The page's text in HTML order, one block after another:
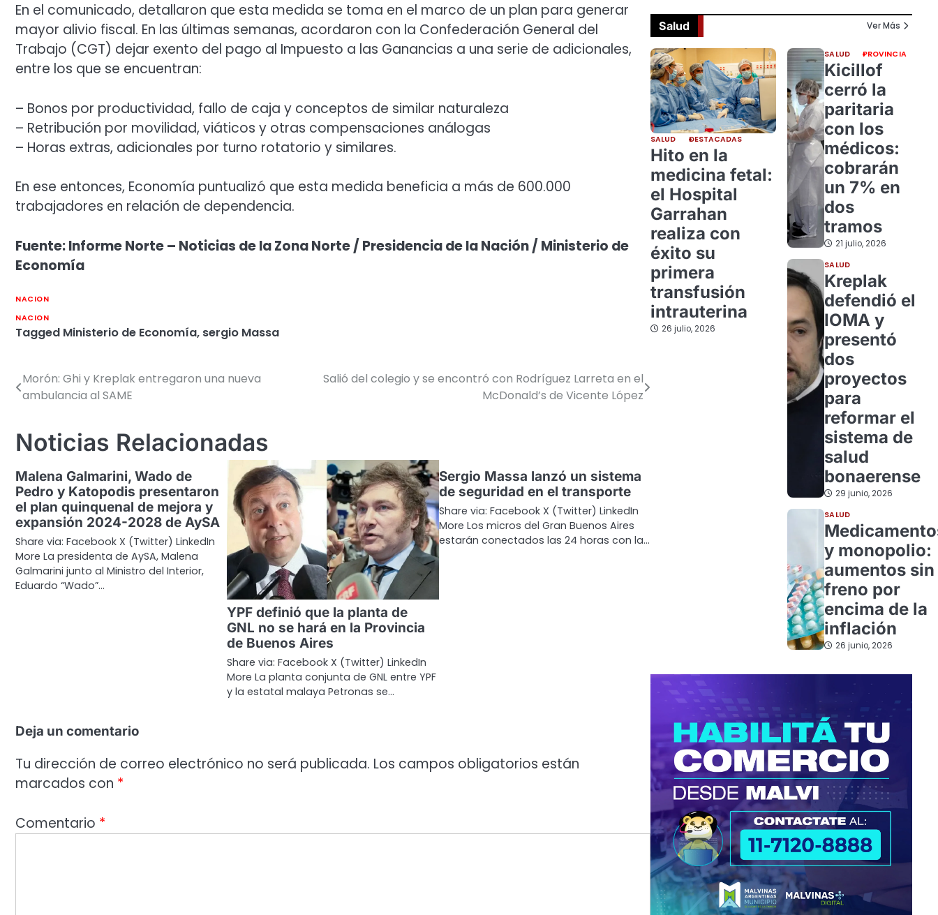
En el comunicado, detallaron que esta medida se toma en el marco de un plan para generar
mayor alivio fiscal. En las últimas semanas, acordaron con la Confederación General del
Trabajo (CGT) dejar exento del pago al Impuesto a las Ganancias a una serie de adicionales,
entre los que se encuentran:
– Bonos por productividad, fallo de caja y conceptos de similar naturaleza
– Retribución por movilidad, viáticos y otras compensaciones análogas
– Horas extras, adicionales por turno rotatorio y similares.
En ese entonces, Economía puntualizó que esta medida beneficia a más de 600.000
trabajadores en relación de dependencia.
Fuente: Informe Norte – Noticias de la Zona Norte / Presidencia de la Nación / Ministerio de
Economía
NACION
NACION
Tagged Ministerio de Economía, sergio Massa
Navegación
entradas
Morón: Ghi y Kreplak entregaron una nueva
ambulancia al SAME
Salió del colegio y se encontró con Rodríguez Larreta en el
McDonald’s de Vicente López
Noticias Relacionadas
Malena Galmarini, Wado de
Pedro y Katopodis presentaron
el plan quinquenal de mejora y
expansión 2024-2028 de AySA
Share via: Facebook X (Twitter) LinkedIn
More La presidenta de AySA, Malena
Galmarini junto al Ministro del Interior,
Eduardo “Wado”…
YPF definió que la planta de
GNL no se hará en la Provincia
de Buenos Aires
Share via: Facebook X (Twitter) LinkedIn
More La planta conjunta de GNL entre YPF
y la estatal malaya Petronas se…
Sergio Massa lanzó un sistema
de seguridad en el transporte
Share via: Facebook X (Twitter) LinkedIn
More Los micros del Gran Buenos Aires
estarán conectados las 24 horas con la…
Deja un comentario
Tu dirección de correo electrónico no será publicada. Los campos obligatorios están
marcados con *
Comentario *
Salud Ver Más
SALUD DESTACADAS
Hito en la
medicina fetal:
el Hospital
Garrahan
realiza con
éxito su
primera
transfusión
intrauterina
26 julio, 2026
SALUD PROVINCIA
Kicillof
cerró la
paritaria
con los
médicos:
cobrarán
un 7% en
dos
tramos
21 julio, 2026
SALUD
Kreplak
defendió el
IOMA y
presentó
dos
proyectos
para
reformar el
sistema de
salud
bonaerense
29 junio, 2026
SALUD
y monopolio:
aumentos sin
freno por
encima de la
inflación
26 junio, 2026